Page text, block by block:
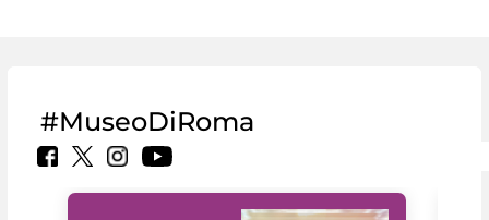
#MuseoDiRoma